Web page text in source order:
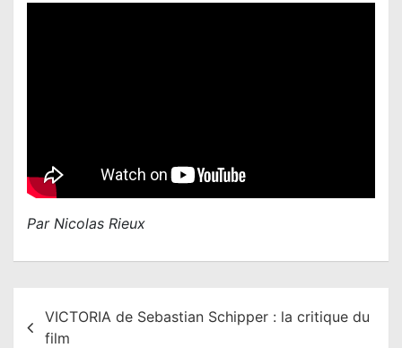
Par Nicolas Rieux
VICTORIA de Sebastian Schipper : la critique du
film